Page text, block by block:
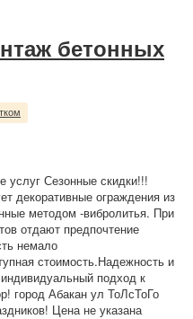
бетонных
услуг Сезонные скидки!!!
декоративные ограждения из
методом -вибролитья. При
отдают предпочтение
немало
стоимость.Надежность и
подход к
Абакан ул ТоЛсТоГо
Цена не указана